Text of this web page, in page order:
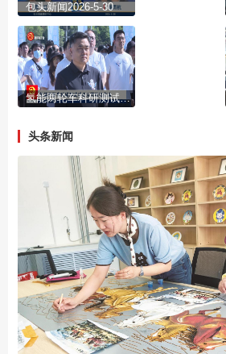
包头新闻2026-5-30
氢能两轮车科研测试试点示范项目启动
头条新闻